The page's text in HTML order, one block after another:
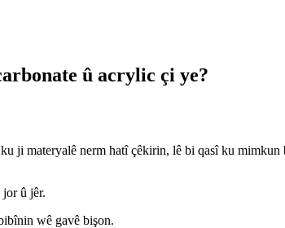
û acrylic çi ye?
ji materyalê nerm hatî çêkirin, lê bi qasî ku
û jêr.
wê gavê bişon.